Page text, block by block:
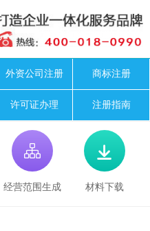
外资公司注册 商标注册
许可证办理 注册指南

经营范围生成

材料下载